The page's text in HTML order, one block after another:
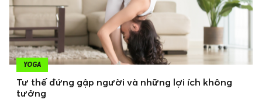
YOGA
Tư thế đứng gập người và những lợi ích không
tưởng